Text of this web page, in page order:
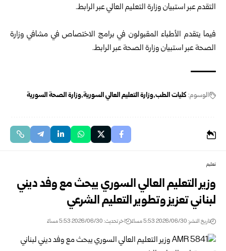
التقدم عبر استبيان وزارة التعليم العالي عبرالرابط.
فيما يتقدم الأطباء المقبولون في برامج الاختصاص في مشافي وزارة
الصحة عبر استبيان وزارة الصحة عبرالرابط.
الوسوم: كليات الطب وزارة التعليم العالي السورية وزارة الصحة السورية
تعليم
وزير التعليم العالي السوري يبحث مع وفد ديني
لبناني تعزيز وتطوير التعليم ‏الشرعي
تاريخ النشر: 2026/06/30 5:53 مساءً اخر تحديث: 2026/06/30 5:53 مساءً